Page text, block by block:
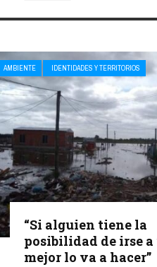
AMBIENTE IDENTIDADES Y TERRITORIOS
“Si alguien tiene la
posibilidad de irse
mejor lo va a hacer”